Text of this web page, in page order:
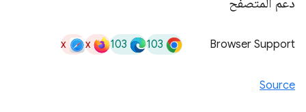
Browser Support
103
103
x
x
Source